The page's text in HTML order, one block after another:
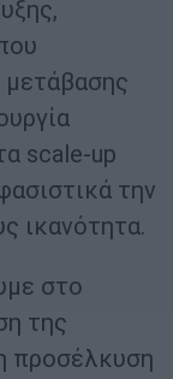
μετάβασης
scale-up
την
ικανότητα.
στο
της
προσέλκυση